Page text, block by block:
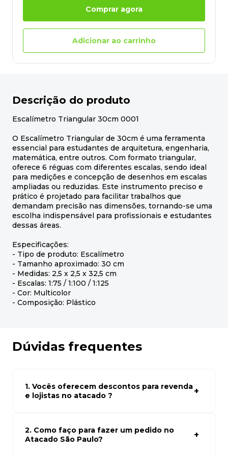
Comprar agora
Adicionar ao carrinho
Descrição do produto
Escalímetro Triangular 30cm 0001
O Escalímetro Triangular de 30cm é uma ferramenta
essencial para estudantes de arquitetura, engenharia,
matemática, entre outros. Com formato triangular,
oferece 6 réguas com diferentes escalas, sendo ideal
para medições e concepção de desenhos em escalas
ampliadas ou reduzidas. Este instrumento preciso e
prático é projetado para facilitar trabalhos que
demandam precisão nas dimensões, tornando-se uma
escolha indispensável para profissionais e estudantes
dessas áreas.
Especificações:
- Tipo de produto: Escalímetro
- Tamanho aproximado: 30 cm
- Medidas: 2,5 x 2,5 x 32,5 cm
- Escalas: 1:75 / 1:100 / 1:125
- Cor: Multicolor
- Composição: Plástico
Dúvidas frequentes
1. Vocês oferecem descontos para revenda
e lojistas no atacado ?
atacado empresas e compre com os melhores preços
para seu modelo de negócio
2. Como faço para fazer um pedido no
Atacado São Paulo?